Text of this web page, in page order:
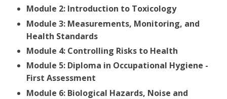
Module 2: Introduction to Toxicology
Module 3: Measurements, Monitoring, and
Health Standards
Module 4: Controlling Risks to Health
Module 5: Diploma in Occupational Hygiene -
First Assessment
Module 6: Biological Hazards, Noise and